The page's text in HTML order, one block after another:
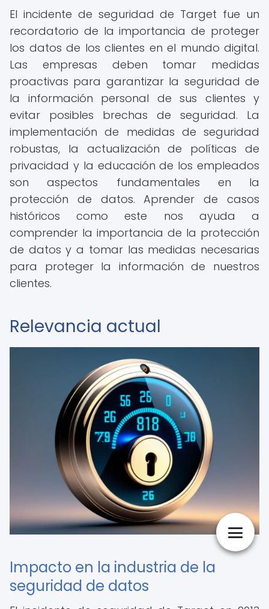
El incidente de seguridad de Target fue un
recordatorio de la importancia de proteger
los datos de los clientes en el mundo digital.
Las empresas deben tomar medidas
proactivas para garantizar la seguridad de
la información personal de sus clientes y
evitar posibles brechas de seguridad. La
implementación de medidas de seguridad
robustas, la actualización de políticas de
privacidad y la educación de los empleados
son aspectos fundamentales en la
protección de datos. Aprender de casos
históricos como este nos ayuda a
comprender la importancia de la protección
de datos y a tomar las medidas necesarias
para proteger la información de nuestros
clientes.
Relevancia actual
Impacto en la industria de la
seguridad de datos